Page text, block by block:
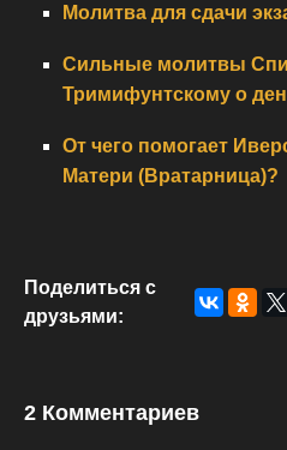
Молитва для сдачи
Сильные молитвы
Тримифунтскому о
От чего помогает
Матери (Вратарница)?
Поделиться с
друзьями:
2 Комментариев